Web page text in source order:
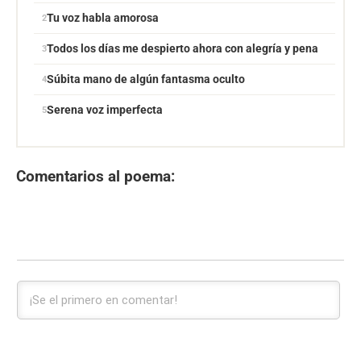
Tu voz habla amorosa
Todos los días me despierto ahora con alegría y pena
Súbita mano de algún fantasma oculto
Serena voz imperfecta
Comentarios al poema: